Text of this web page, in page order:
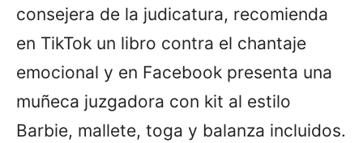
consejera de la judicatura, recomienda
en TikTok un libro contra el chantaje
emocional y en Facebook presenta una
muñeca juzgadora con kit al estilo
Barbie, mallete, toga y balanza incluidos.